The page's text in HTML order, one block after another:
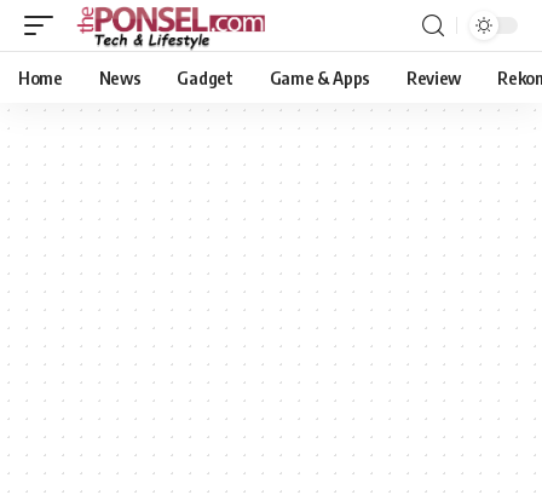
Home News Gadget Game & Apps Review